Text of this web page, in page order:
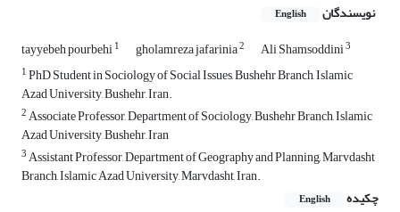
نویسندگان English
tayyebeh pourbehi1 gholamreza jafarinia2 Ali Shamsoddini3
1PhD Student in Sociology of Social Issues, Bushehr Branch, Islamic
Azad University, Bushehr, Iran.
2Associate Professor, Department of Sociology, Bushehr Branch, Islamic
Azad University, Bushehr, Iran
3Assistant Professor, Department of Geography and Planning, Marvdasht
Branch, Islamic Azad University, Marvdasht, Iran.
چکیده
English